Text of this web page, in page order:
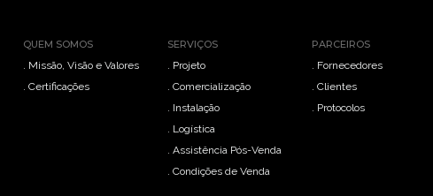
QUEM SOMOS
. Missão, Visão e Valores
. Certificações
SERVIÇOS
. Projeto
. Comercialização
. Instalação
. Logística
. Assistência Pós-Venda
. Condições de Venda
PARCEIROS
. Fornecedores
. Clientes
. Protocolos